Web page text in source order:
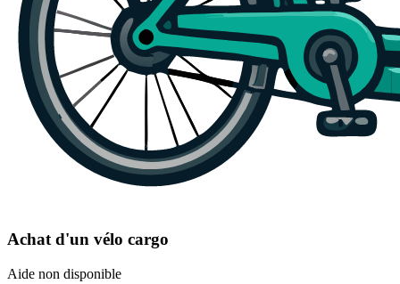
Achat d'un vélo cargo
Aide non disponible